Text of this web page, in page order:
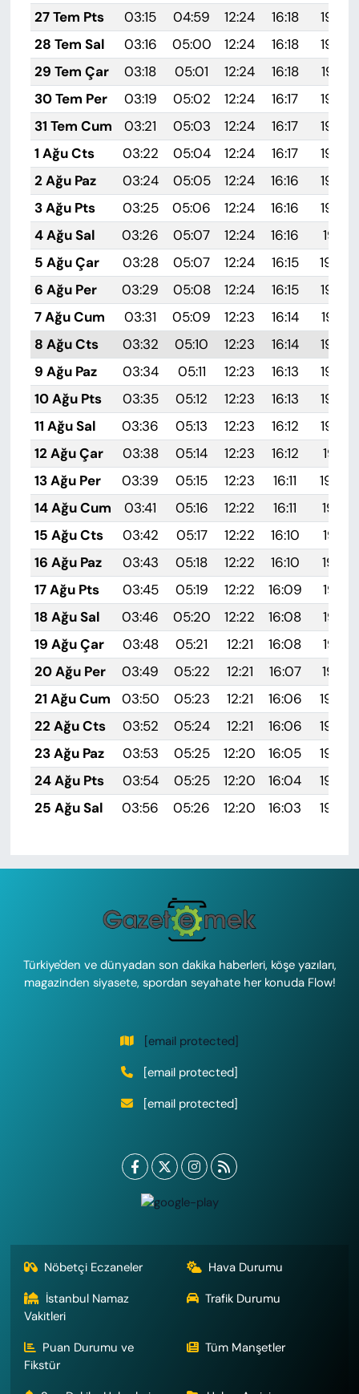
27 Tem Pts
03:15 04:59 12:24 16:18
19:39
28 Tem Sal
03:16 05:00 12:24 16:18
19:38
29 Tem Çar
03:18 05:01 12:24 16:18
19:37
30 Tem Per
03:19 05:02 12:24 16:17
19:36
31 Tem Cum
03:21 05:03 12:24 16:17
19:35
1 Ağu Cts
03:22 05:04 12:24 16:17
19:34
2 Ağu Paz
03:24 05:05 12:24 16:16
19:33
3 Ağu Pts
03:25 05:06 12:24 16:16
19:32
4 Ağu Sal
03:26 05:07 12:24 16:16
19:31
5 Ağu Çar
03:28 05:07 12:24 16:15
19:30
6 Ağu Per
03:29 05:08 12:24 16:15
19:29
7 Ağu Cum
03:31 05:09 12:23 16:14
19:27
8 Ağu Cts
03:32 05:10 12:23 16:14
19:26
9 Ağu Paz
03:34 05:11 12:23 16:13
19:25
10 Ağu Pts
03:35 05:12 12:23 16:13
19:24
11 Ağu Sal
03:36 05:13 12:23 16:12
19:23
12 Ağu Çar
03:38 05:14 12:23 16:12
19:21
13 Ağu Per
03:39 05:15 12:23 16:11
19:20
14 Ağu Cum
03:41 05:16 12:22 16:11
19:19
15 Ağu Cts
03:42 05:17 12:22 16:10
19:17
16 Ağu Paz
03:43 05:18 12:22 16:10
19:16
17 Ağu Pts
03:45 05:19 12:22 16:09
19:15
18 Ağu Sal
03:46 05:20 12:22 16:08
19:13
19 Ağu Çar
03:48 05:21 12:21 16:08
19:12
20 Ağu Per
03:49 05:22 12:21 16:07
19:10
21 Ağu Cum
03:50 05:23 12:21 16:06
19:09
22 Ağu Cts
03:52 05:24 12:21 16:06
19:08
23 Ağu Paz
03:53 05:25 12:20 16:05
19:06
24 Ağu Pts
03:54 05:25 12:20 16:04
19:05
25 Ağu Sal
03:56 05:26 12:20 16:03 19:03
Türkiye'den ve dünyadan son dakika haberleri, köşe yazıları,
magazinden siyasete, spordan seyahate her konuda Flow!
[email protected]
[email protected]
[email protected]
Nöbetçi Eczaneler
Hava Durumu
İstanbul Namaz
Vakitleri
Trafik Durumu
Puan Durumu ve
Fikstür
Tüm Manşetler